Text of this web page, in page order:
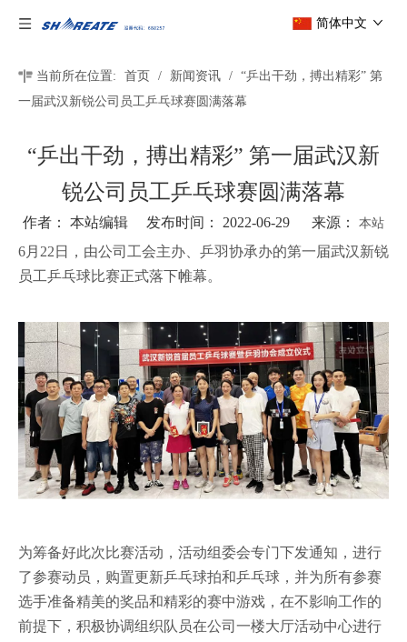
简体中文
当前所在位置: 首页 / 新闻资讯 / “乒出干劲，搏出精彩” 第
一届武汉新锐公司员工乒乓球赛圆满落幕
“乒出干劲，搏出精彩” 第一届武汉新
锐公司员工乒乓球赛圆满落幕
作者： 本站编辑 发布时间： 2022-06-29 来源： 本站
6月22日，由公司工会主办、乒羽协承办的第一届武汉新锐
员工乒乓球比赛正式落下帷幕。
为筹备好此次比赛活动，活动组委会专门下发通知，进行
了参赛动员，购置更新乒乓球拍和乒乓球，并为所有参赛
选手准备精美的奖品和精彩的赛中游戏，在不影响工作的
前提下，积极协调组织队员在公司一楼大厅活动中心进行